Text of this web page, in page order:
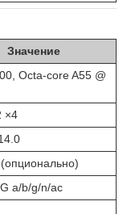
Значение
Octa-core A55 @
×4
a/b/g/n/ac